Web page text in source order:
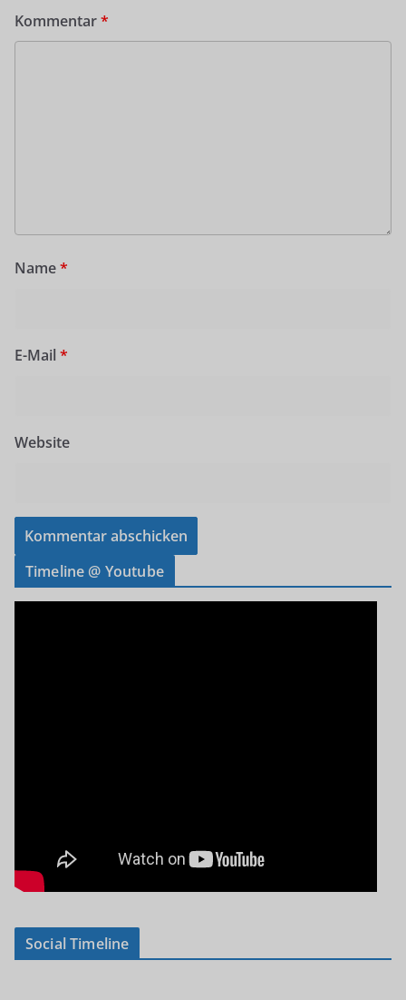
Kommentar*
Name*
E-Mail *
Website
Timeline @ Youtube
Social Timeline